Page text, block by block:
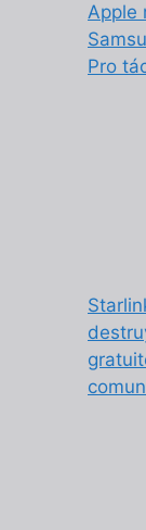
Apple
Pro